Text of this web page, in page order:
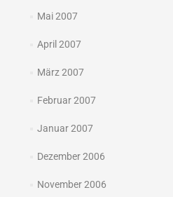
Mai 2007
April 2007
März 2007
Februar 2007
Januar 2007
Dezember 2006
November 2006